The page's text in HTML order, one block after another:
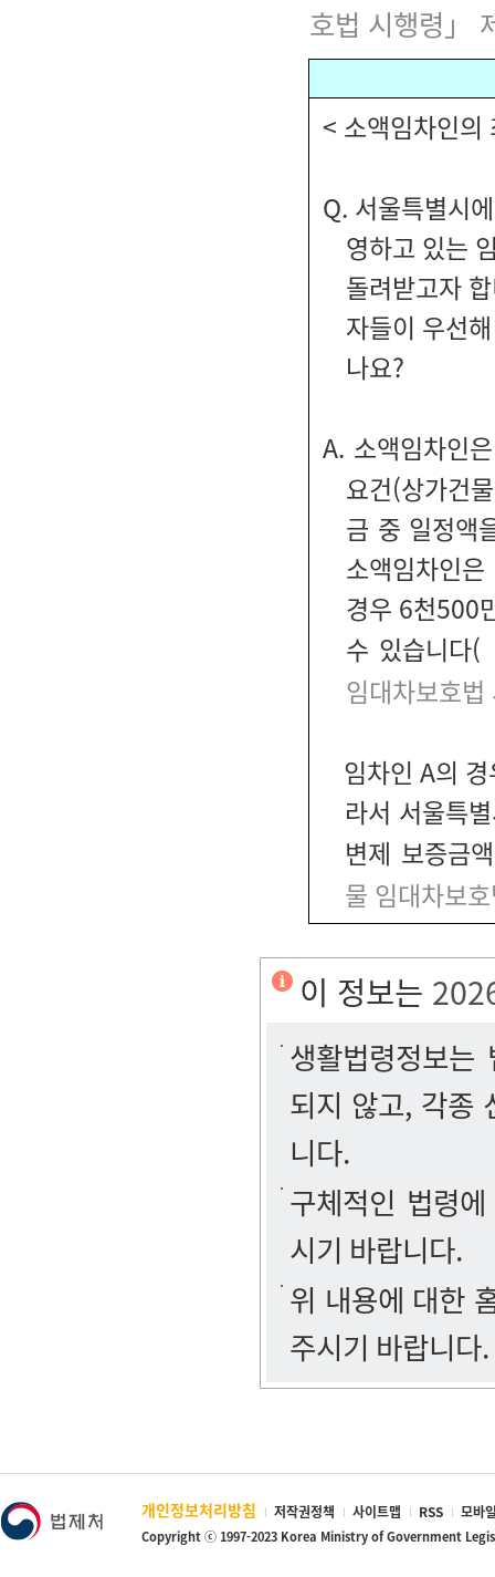
호법 시행령」
< 소액임차인의
Q. 서울특별시
영하고 있는
돌려받고자
자들이 우선
나요?
A. 소액임차인
요건(상가건
금 중 일정액
소액임차인
경우 6천500
수 있습니다(
임대차보호
임차인 A의
라서 서울특
변제 보증금
물 임대차보
이 정보는
생활법령정보
되지 않고, 각종
니다.
구체적인 법령
시기 바랍니다.
위 내용에 대한
주시기 바랍니다.
개인정보처리방침 저작권정책 사이트맵 RSS 모바
Copyright ⓒ 1997-2023 Korea Ministry of Government